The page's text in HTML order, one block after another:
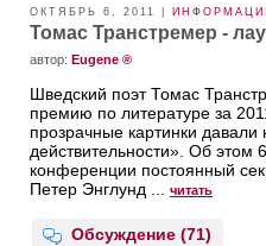
ОКТЯБРЬ 6, 2011 |
Томас Транстремер -
aвтор: Eugene ®
Шведский поэт Томас
премию по литературе за
прозрачные картинки
действительности». Об этом
конференции постоянный
Петер Энглунд ... читать
Обсуждение (71)